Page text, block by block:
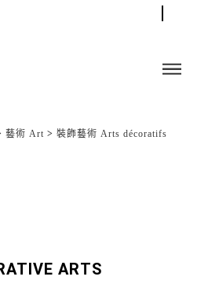
藝術 Art > 裝飾藝術 Arts décoratifs
ARTS